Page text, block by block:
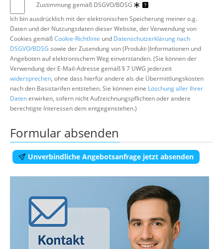
Zustimmung gemäß DSGVO/BDSG
Ich bin ausdrücklich mit der elektronischen Speicherung meiner o.g.
Daten und der Nutzungsdaten dieser Website, der Verwendung von
Cookies gemäßCookie-Richtlinie und Datenschutzerklärung nach
DSGVO/BDSG sowie der Zusendung von (Produkt-)Informationen und
Angeboten auf elektronischem Weg einverstanden. (Sie können der
Verwendung der E-Mail-Adresse gemäß § 7 UWG jederzeit
widersprechen, ohne dass hierfür andere als die Übermittlungskosten
nach den Basistarifen entstehen. Sie können eine Löschung aller Ihrer
Datenerwirken, sofern nicht Aufzeichnungspflichten oder andere
berechtigte Interessen dem entgegenstehen.)
Formular absenden
Unverbindliche Angebotsanfrage jetzt absenden